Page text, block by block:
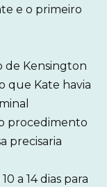
e o primeiro
de Kensington
que Kate havia
procedimento
precisaria
a 14 dias para